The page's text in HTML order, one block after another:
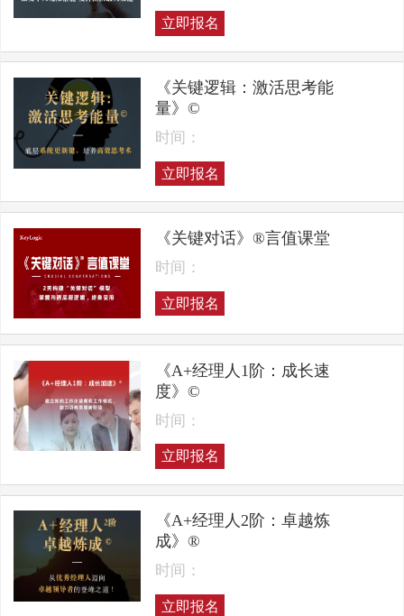
立即报名
《关键逻辑：激活思考能
量》©
时间：
立即报名
《关键对话》®言值课堂
时间：
立即报名
《A+经理人1阶：成长速
度》©
时间：
立即报名
《A+经理人2阶：卓越炼
成》®
时间：
立即报名